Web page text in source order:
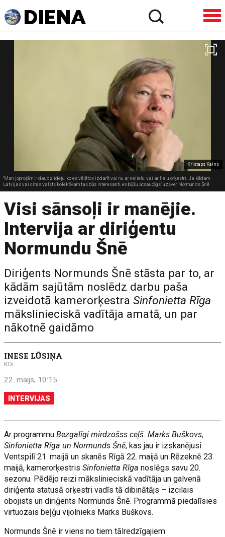
Kristaps Kalns
"Man joprojām ir daudz ideju, ko es vēlētos izdarīt vai nu ar nelielu, vai ar lielu orķestri. Ja kādam
Latvijas vai citas valsts kolektīvam tas būs interesanti, es būšu atsaucīgs," uzsver Normunds Šnē
Visi sānsoļi ir manējie.
Intervija ar diriģentu
Normundu Šnē
Diriģents Normunds Šnē stāsta par to, ar
kādām sajūtām noslēdz darbu paša
izveidotā kamerorķestraSinfonietta Rīga
mākslinieciskā vadītāja amatā, un par
nākotnē gaidāmo
INESE LŪSIŅA
KDi
22. maijs, 10:15
INTERVIJAS
Ar programmuBezgalīgi mirdzošss ceļš. Marks Buškovs,
Sinfonietta Rīga un Normunds Šnē, kas jau ir izskanējusi
Ventspilī 21. maijā un skanēs Rīgā 22. maijā un Rēzeknē 23.
maijā, kamerorķestrisSinfonietta Rīga noslēgs savu 20.
sezonu. Pēdējo reizi mākslinieciskā vadītāja un galvenā
diriģenta statusā orķestri vadīs tā dibinātājs – izcilais
obojists un diriģents Normunds Šnē. Programmā piedalīsies
virtuozais beļģu vijolnieks Marks Buškovs.
Normunds Šnē ir viens no tiem tālredzīgajiem